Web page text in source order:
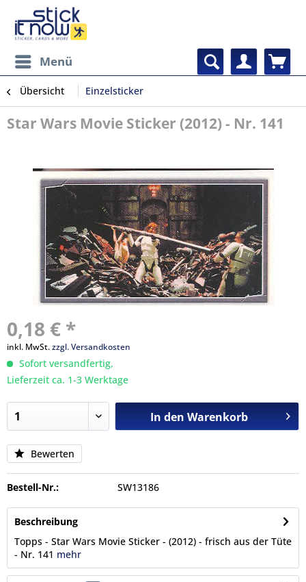
Menü
Übersicht Einzelsticker
Star Wars Movie Sticker (2012) - Nr. 141
0,18 € *
inkl. MwSt.zzgl. Versandkosten
Sofort versandfertig,
Lieferzeit ca. 1-3 Werktage
In den Warenkorb
Bewerten
Bestell-Nr.: SW13186
Beschreibung
Topps - Star Wars Movie Sticker - (2012) - frisch aus der Tüte
- Nr. 141 mehr